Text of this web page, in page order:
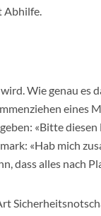
Abhilfe.
Wie genau es
eines
«Bitte
«Hab mich
dass alles nach